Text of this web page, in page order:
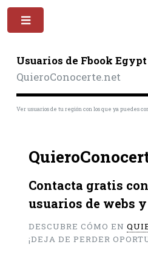
Usuarios de Fbook Egypt
QuieroConocerte.net
Ver usuarios de tu región con los que ya puedes
Contacta gratis
usuarios de webs
DESCUBRE CÓMO EN
¡DEJA DE PERDER